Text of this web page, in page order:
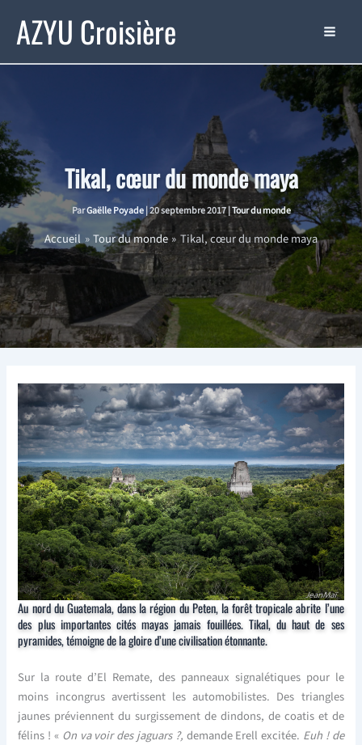
contenu
AZYU Croisière
Tikal, cœur du monde maya
ParGaëlle Poyade|20 septembre 2017|Tour du monde
Accueil Tour du monde Tikal, cœur du monde maya
Au nord du Guatemala, dans la région du Peten, la forêt tropicale abrite l’une
des plus importantes cités mayas jamais fouillées. Tikal, du haut de ses
pyramides, témoigne de la gloire d’une civilisation étonnante.
Sur la route d’El Remate, des panneaux signalétiques pour le
moins incongrus avertissent les automobilistes. Des triangles
jaunes préviennent du surgissement de dindons, de coatis et de
félins ! « On va voir des jaguars ?, demande Erell excitée. Euh ! de